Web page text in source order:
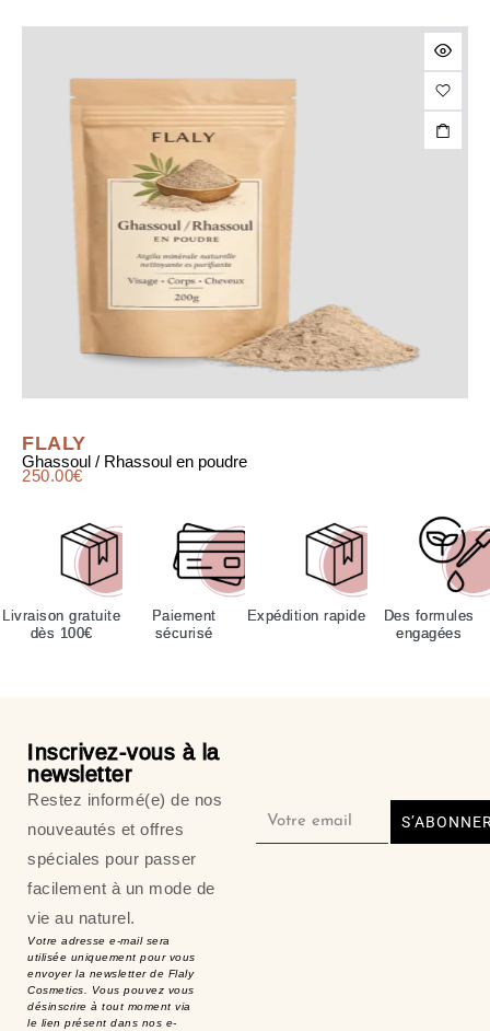
FLALY
Ghassoul / Rhassoul en poudre
250.00€
Livraison gratuite
dès 100€
Paiement
sécurisé
Expédition rapide
Des formules
engagées
Inscrivez-vous à la
newsletter
Restez informé(e) de nos
nouveautés et offres
spéciales pour passer
facilement à un mode de
vie au naturel.
Votre adresse e-mail sera
utilisée uniquement pour vous
envoyer la newsletter de Flaly
Cosmetics. Vous pouvez vous
désinscrire à tout moment via
le lien présent dans nos e-